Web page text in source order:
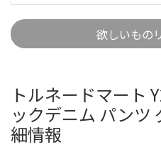
欲しいもの
トルネードマート
ックデニム パンツ
細情報